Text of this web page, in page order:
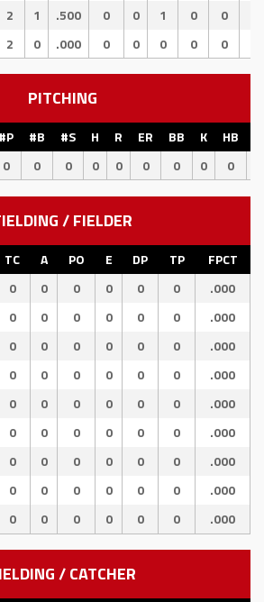
2 1 .500 0 0 1 0 0
2 0 .000 0 0 0 0 0
PITCHING
#P #B #S H R ER BB K HB
0 0 0 0 0 0 0 0 0
/ FIELDER
TC A PO E DP TP FPCT
0 0 0 0 0 0 .000
0 0 0 0 0 0 .000
0 0 0 0 0 0 .000
0 0 0 0 0 0 .000
0 0 0 0 0 0 .000
0 0 0 0 0 0 .000
0 0 0 0 0 0 .000
0 0 0 0 0 0 .000
0 0 0 0 0 0 .000
/ CATCHER